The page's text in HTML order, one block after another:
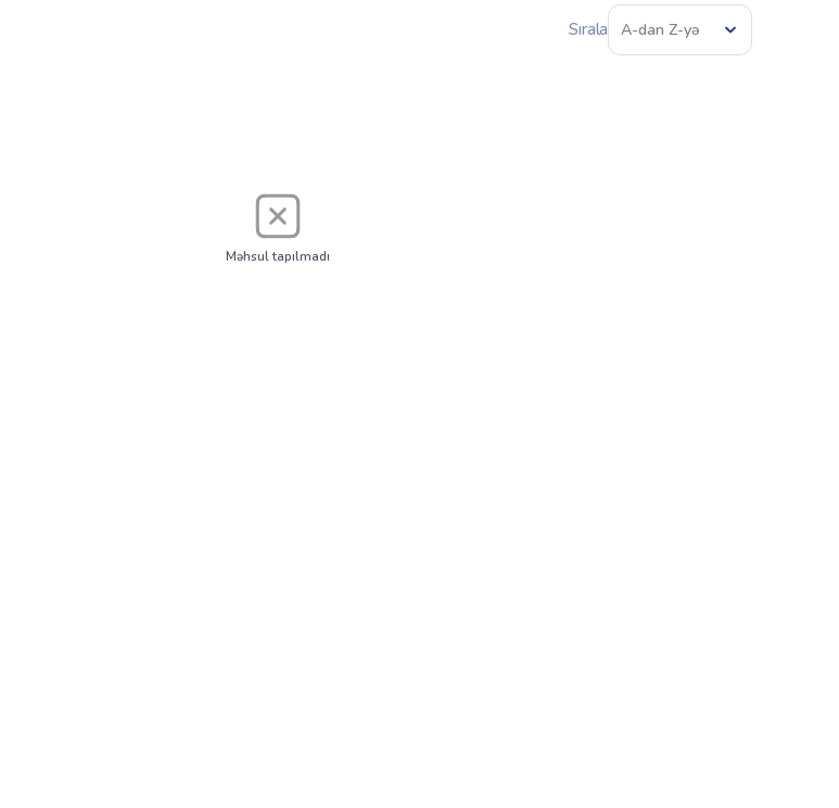
Sırala A-dan Z-yə
Məhsul tapılmadı